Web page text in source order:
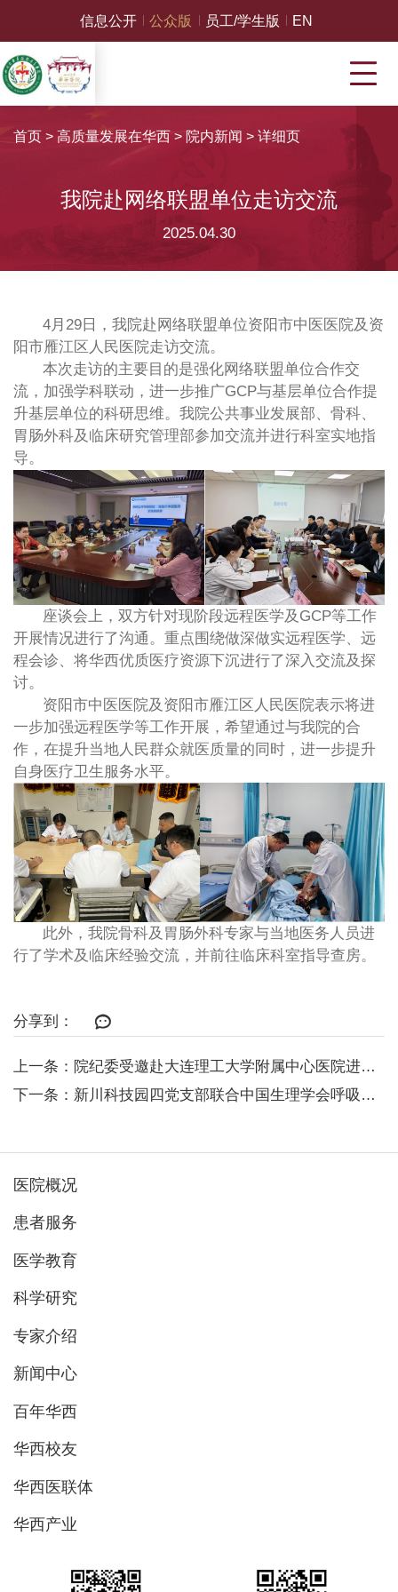
信息公开 公众版 员工/学生版 EN
首页> 高质量发展在华西> 院内新闻 > 详细页
我院赴网络联盟单位走访交流
2025.04.30
4月29日，我院赴网络联盟单位资阳市中医医院及资
阳市雁江区人民医院走访交流。
本次走访的主要目的是强化网络联盟单位合作交
流，加强学科联动，进一步推广GCP与基层单位合作提
升基层单位的科研思维。我院公共事业发展部、骨科、
胃肠外科及临床研究管理部参加交流并进行科室实地指
导。
座谈会上，双方针对现阶段远程医学及GCP等工作
开展情况进行了沟通。重点围绕做深做实远程医学、远
程会诊、将华西优质医疗资源下沉进行了深入交流及探
讨。
资阳市中医医院及资阳市雁江区人民医院表示将进
一步加强远程医学等工作开展，希望通过与我院的合
作，在提升当地人民群众就医质量的同时，进一步提升
自身医疗卫生服务水平。
此外，我院骨科及胃肠外科专家与当地医务人员进
行了学术及临床经验交流，并前往临床科室指导查房。
分享到：
上一条：院纪委受邀赴大连理工大学附属中心医院进行纪检监督专题授课
下一条：新川科技园四党支部联合中国生理学会呼吸生理专业委员会党工作小组开展...
医院概况
患者服务
医学教育
科学研究
专家介绍
新闻中心
百年华西
华西校友
华西医联体
华西产业